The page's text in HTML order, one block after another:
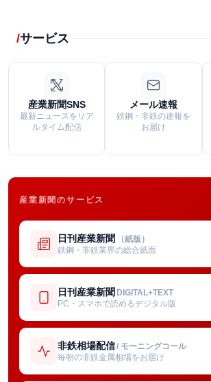
サービス
産業新聞SNS
最新ニュースをリア
ルタイム配信
メール速報
鉄鋼・非鉄の速報を
お届け
産業新聞のサービス
日刊産業新聞 （紙版）
鉄鋼・非鉄業界の総合紙面
日刊産業新聞 DIGITAL+TEXT
PC・スマホで読めるデジタル版
非鉄相場配信/ モーニングコール
毎朝の非鉄金属相場をお届け